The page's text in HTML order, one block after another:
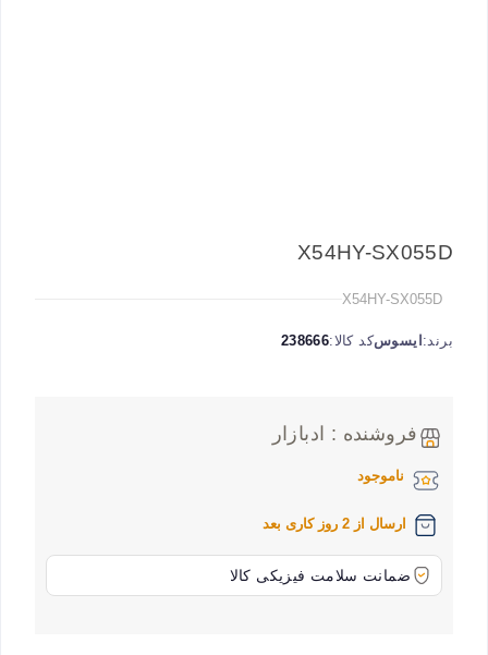
X54HY-SX055D
X54HY-SX055D
برند: ایسوسکد کالا:238666
فروشنده : ادبازار
ناموجود
ارسال از 2 روز کاری بعد
ضمانت سلامت فیزیکی کالا